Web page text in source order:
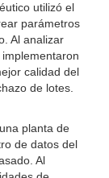
utilizó el
parámetros
Al analizar
calidad del
de lotes.
planta de
de datos del
Al